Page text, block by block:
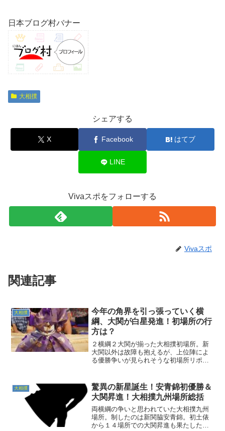
日本ブログ村バナー
大相撲
シェアする
X Facebook はてブ
LINE
Vivaスポをフォローする
Vivaスポ
関連記事
大相撲
今年の角界を引っ張っていく横
綱、大関が白星発進！初場所の行
方は？
２横綱２大関が揃った大相撲初場所。新
大関以外は故障も抱えるが、上位陣によ
る優勝争いが見られそうな初場所リポー
大相撲
驚異の新星誕生！安青錦初優勝＆
大関昇進！大相撲九州場所総括
両横綱の争いと思われていた大相撲九州
場所。制したのは新関脇安青錦。初土俵
から１４場所での大関昇進も果たした順